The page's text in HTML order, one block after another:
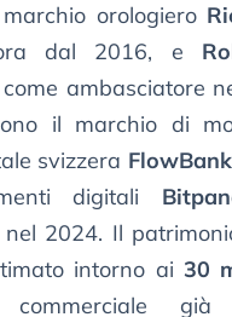
orologiero
dal 2016, e
ambasciatore
il marchio di
svizzera FlowBank
digitali
2024. Il
intorno ai 30
commerciale